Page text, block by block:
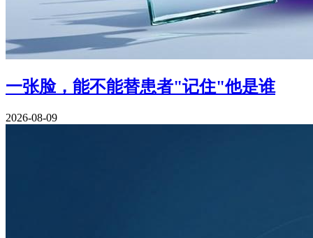
一张脸，能不能替患者"记住"他是谁
2026-08-09